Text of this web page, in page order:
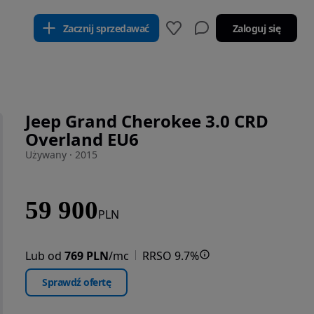
Zacznij sprzedawać Zaloguj się
Jeep Grand Cherokee 3.0 CRD
Overland EU6
Używany · 2015
59 900PLN
Lub od 769 PLN/mc RRSO 9.7%
Sprawdź ofertę